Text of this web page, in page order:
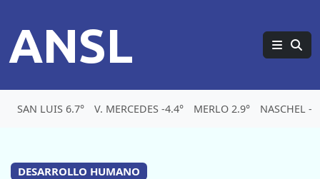
ANSL
SAN LUIS 6.7° V. MERCEDES -4.4° MERLO 2.9° NASCHEL -
DESARROLLO HUMANO